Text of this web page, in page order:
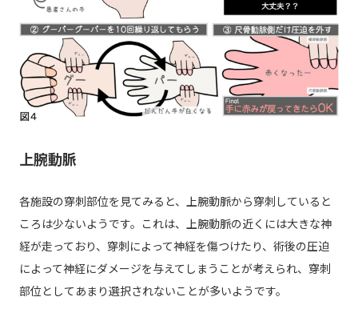
上腕動脈
各施設の穿刺部位を見てみると、上腕動脈から穿刺していると
ころは少ないようです。これは、上腕動脈の近くには大きな神
経が走っており、穿刺によって神経を傷つけたり、術後の圧迫
によって神経にダメージを与えてしまうことが考えられ、穿刺
部位としてあまり選択されないことが多いようです。